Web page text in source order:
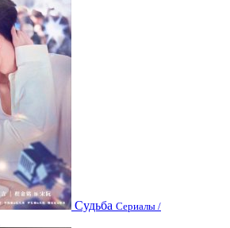
Судьба Сериалы /